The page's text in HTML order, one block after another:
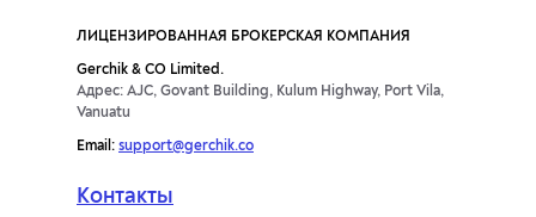
ЛИЦЕНЗИРОВАННАЯ БРОКЕРСКАЯ КОМПАНИЯ
Gerchik & CO Limited.
Адрес: AJC, Govant Building, Kulum Highway, Port Vila,
Vanuatu
Email: support@gerchik.co
Контакты